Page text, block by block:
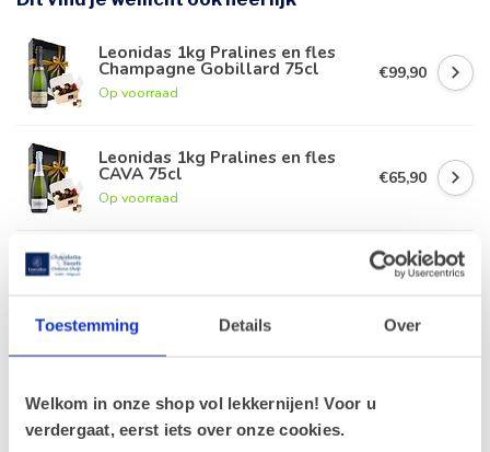
Toestemming Details Over
Welkom in onze shop vol lekkernijen! Voor u
verdergaat, eerst iets over onze cookies.
Leonidas 1kg Pralines en fles
Champagne Gobillard 75cl
Op voorraad
€99,90
Leonidas 1kg Pralines en fles
CAVA 75cl
Op voorraad
€65,90
€63,90
Op voorraad